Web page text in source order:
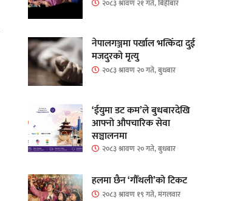
२०८३ श्रावण २१ गते, बिहीबार
नेपालगञ्जमा पर्खाल भत्किँदा दुई
मजदुरको मृत्यु
२०८३ श्रावण २० गते, बुधबार
‘ईयुमा डट कम’ले बुधबारदेखि
आफ्नो औपचारिक सेवा
सञ्चालनमा
२०८३ श्रावण २० गते, बुधबार
हलमा छैन ‘गौँथली’को टिकट
२०८३ श्रावण १९ गते, मंगलवार